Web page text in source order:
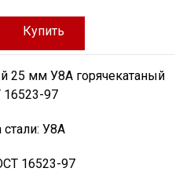
Купить
25 мм У8А горячекатаный
16523-97
У8А
16523-97